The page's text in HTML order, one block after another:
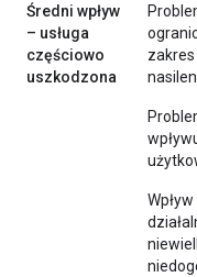
Średni wpływ
– usługa
częściowo
uszkodzona
zakres
Wpływ